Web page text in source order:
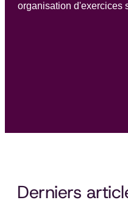
organisation d'exercices
Derniers